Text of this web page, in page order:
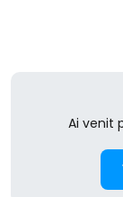
Ai venit